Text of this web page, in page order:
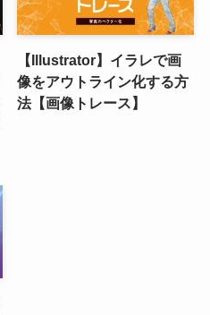
【Illustrator】イラレで画
像をアウトライン化する方
法【画像トレース】